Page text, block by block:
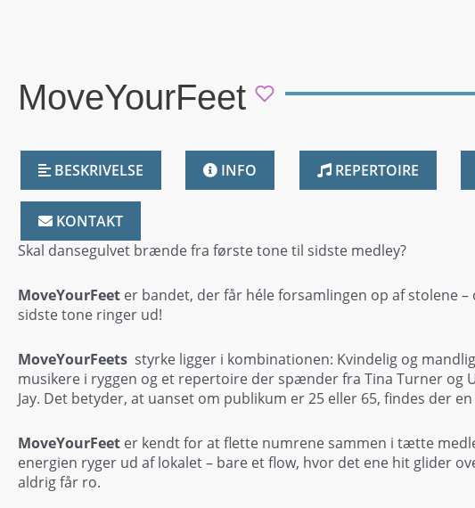
MoveYourFeet
BESKRIVELSE INFO REPERTOIRE
KONTAKT
Skal dansegulvet brænde fra første tone til sidste medley?
MoveYourFeet er bandet, der får héle forsamlingen op af stolene
sidste tone ringer ud!
MoveYourFeets styrke ligger i kombinationen: Kvindelig og
musikere i ryggen og et repertoire der spænder fra Tina Turner og
Jay. Det betyder, at uanset om publikum er 25 eller 65, findes der
MoveYourFeet er kendt for at flette numrene sammen i tætte
energien ryger ud af lokalet – bare et flow, hvor det ene hit glider
aldrig får ro.